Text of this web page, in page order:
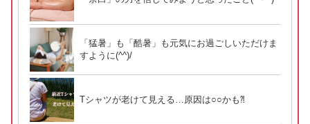
「猛暑」も「酷暑」も元気にお過ごしいただけま
すように(^^)/
Tシャツが老けて見える…原因は○○かも⁈